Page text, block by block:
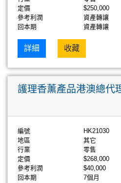
定價
$250,000
參考利潤
資產轉讓
回本期
資產轉讓
詳細 收藏
護理香薰產品港澳總代
編號
HK21030
地區
其它
行業
零售
定價
$268,000
參考利潤
$40,000
回本期
7個月